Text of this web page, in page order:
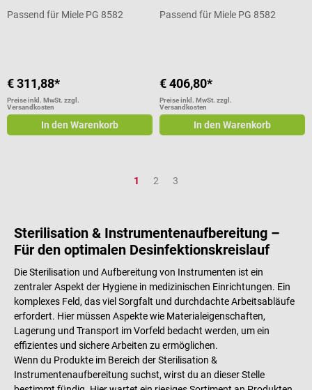
Passend für Miele PG 8582
€ 311,88*
Preise inkl. MwSt. zzgl.
Versandkosten
In den Warenkorb
Passend für Miele PG 8582
€ 406,80*
Preise inkl. MwSt. zzgl.
Versandkosten
In den Warenkorb
Seite
1 Seite
2 Seite
3
Sterilisation & Instrumentenaufbereitung –
Für den optimalen Desinfektionskreislauf
Die Sterilisation und Aufbereitung von Instrumenten ist ein
zentraler Aspekt der Hygiene in medizinischen Einrichtungen. Ein
komplexes Feld, das viel Sorgfalt und durchdachte Arbeitsabläufe
erfordert. Hier müssen Aspekte wie Materialeigenschaften,
Lagerung und Transport im Vorfeld bedacht werden, um ein
effizientes und sichere Arbeiten zu ermöglichen.
Wenn du Produkte im Bereich der Sterilisation &
Instrumentenaufbereitung suchst, wirst du an dieser Stelle